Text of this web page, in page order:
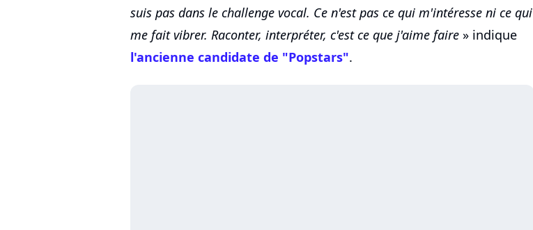
suis pas dans le challenge vocal. Ce n'est pas ce qui m'intéresse ni ce qui
me fait vibrer. Raconter, interpréter, c'est ce que j'aime faire » indique
l'ancienne candidate de "Popstars".